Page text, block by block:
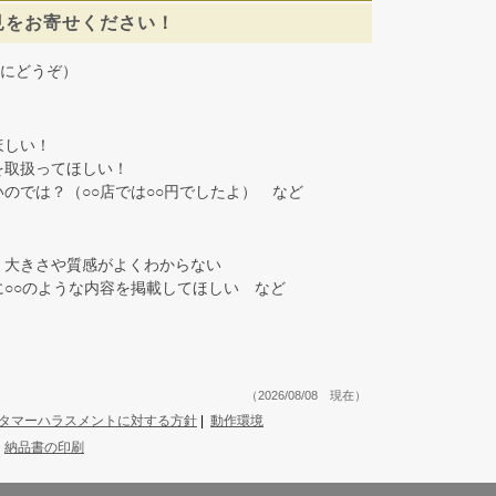
お寄せください！
どうぞ）
い！
扱ってほしい！
では？（○○店では○○円でしたよ） など
きさや質感がよくわからない
のような内容を掲載してほしい など
（2026/08/08 現在）
マーハラスメントに対する方針 | 動作環境
納品書の印刷